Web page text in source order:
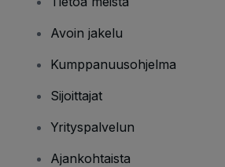
Avoin jakelu
Kumppanuusohjelma
Sijoittajat
Yrityspalvelun
Ajankohtaista